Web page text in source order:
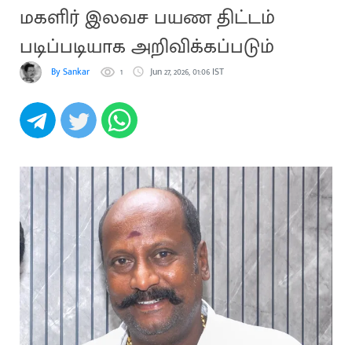
மகளிர் இலவச பயண திட்டம்
படிப்படியாக அறிவிக்கப்படும்
By Sankar 1 Jun 27, 2026, 01:06 IST